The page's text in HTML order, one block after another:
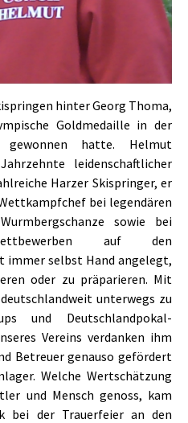
hinter Georg Thoma,
Goldmedaille in der
gewonnen hatte. Helmut
leidenschaftlicher
Harzer Skispringer, er
bei legendären
sowie bei
auf den
immer selbst Hand angelegt,
oder zu präparieren. Mit
unterwegs zu
und Deutschlandpokal-
Vereins verdanken ihm
Betreuer genauso gefördert
Welche Wertschätzung
und Mensch genoss, kam
bei der Trauerfeier an den